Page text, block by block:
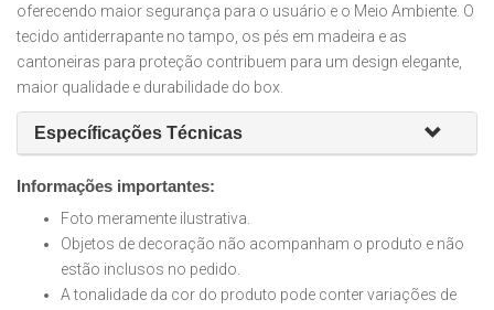
oferecendo maior segurança para o usuário e o Meio Ambiente. O
tecido antiderrapante no tampo, os pés em madeira e as
cantoneiras para proteção contribuem para um design elegante,
maior qualidade e durabilidade do box.
Específicações Técnicas
Informações importantes:
Foto meramente ilustrativa.
Objetos de decoração não acompanham o produto e não
estão inclusos no pedido.
A tonalidade da cor do produto pode conter variações de